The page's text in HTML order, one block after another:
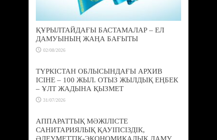
ҚҰРЫЛТАЙДАҒЫ БАСТАМАЛАР – ЕЛ
ДАМУЫНЫҢ ЖАҢА БАҒЫТЫ
02/08/2026
ТҮРКІСТАН ОБЛЫСЫНДАҒЫ АРХИВ
ІСІНЕ – 100 ЖЫЛ. ОТЫЗ ЖЫЛДЫҚ ЕҢБЕК
– ҰЛТ ЖАДЫНА ҚЫЗМЕТ
31/07/2026
АППАРАТТЫҚ МӘЖІЛІСТЕ
САНИТАРИЯЛЫҚ ҚАУІПСІЗДІК,
ӘЛЕУМЕТТІК-ЭКОНОМИКАЛЫҚ ДАМУ